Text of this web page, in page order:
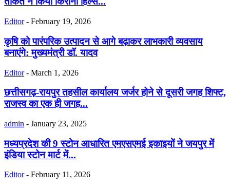
Editor - February 19, 2026
कृषि को पारंपरिक उत्पादन से आगे बढ़ाकर लाभकारी व्यवसाय
बनाएंगे: मुख्यमंत्री डॉ. यादव
Editor - March 1, 2026
छत्तीसगढ़-रायपुर तहसील कार्यालय जर्जर होने से दूसरी जगह शिफ्ट,
राजस्व का एक ही जगह...
admin - January 23, 2025
मध्यप्रदेश की 9 स्टोन आधारित एमएसएमई इकाइयों ने जयपुर में
इंडिया स्टोन मार्ट में...
Editor - February 11, 2026